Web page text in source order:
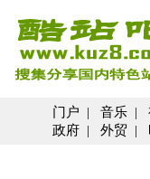
门户 | 音乐 |
政府 | 外贸 |